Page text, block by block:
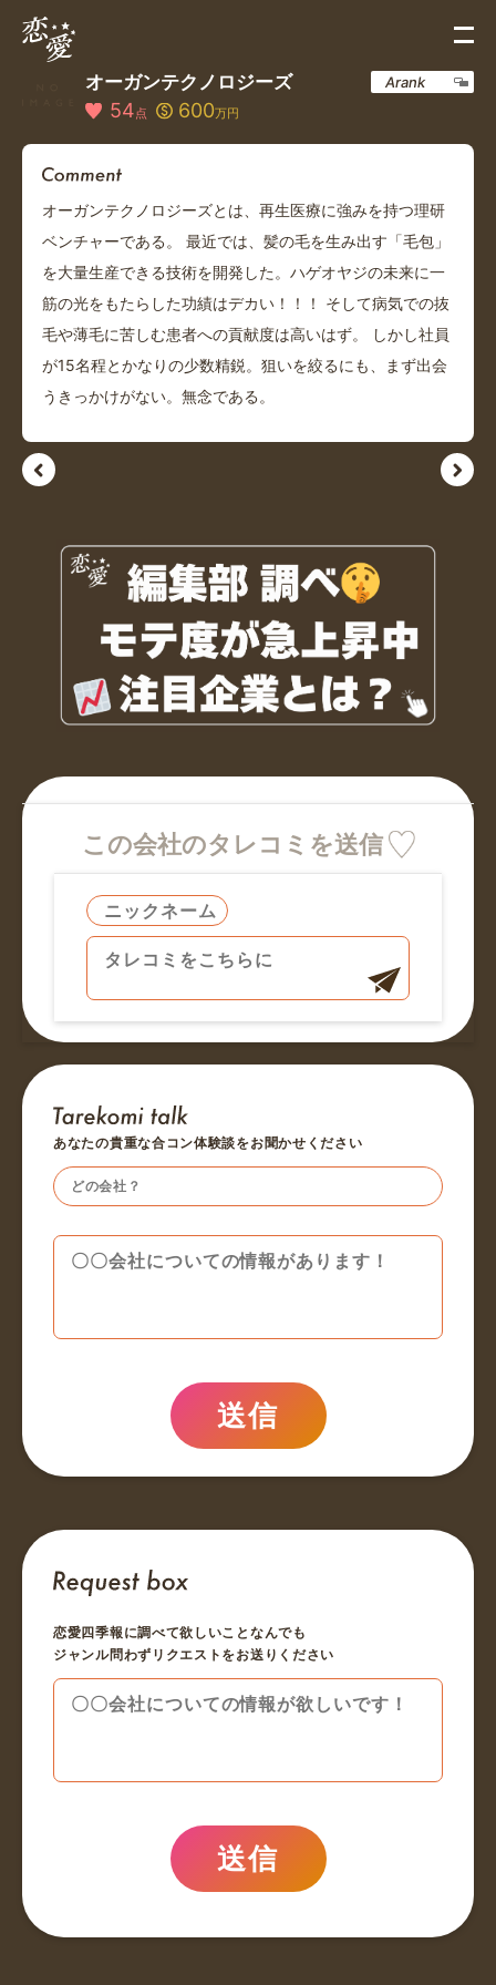
オーガンテクノロジーズ
54点 600万円
Arank
オーガンテクノロジーズとは、再生医療に強みを持つ理研
ベンチャーである。 最近では、髪の毛を生み出す「毛包」
を大量生産できる技術を開発した。ハゲオヤジの未来に一
筋の光をもたらした功績はデカい！！！ そして病気での抜
毛や薄毛に苦しむ患者への貢献度は高いはず。 しかし社員
が15名程とかなりの少数精鋭。狙いを絞るにも、まず出会
うきっかけがない。無念である。
この会社のタレコミを送信
あなたの貴重な合コン体験談をお聞かせください
送信
恋愛四季報に調べて欲しいことなんでも
ジャンル問わずリクエストをお送りください
送信